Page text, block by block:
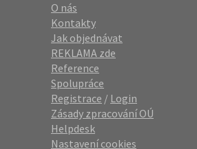
O nás
Kontakty
Jak objednávat
REKLAMA zde
Reference
Spolupráce
Registrace / Login
Zásady zpracování OÚ
Helpdesk
Nastavení cookies